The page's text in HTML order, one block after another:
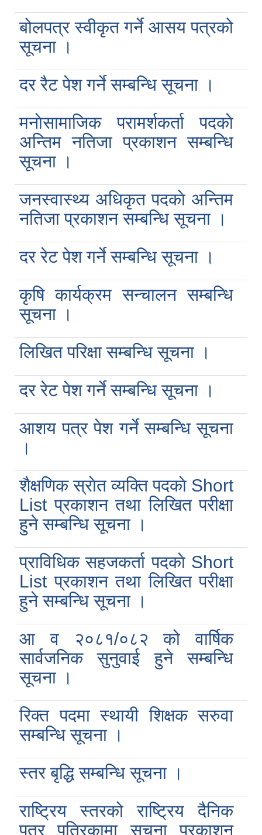
बोलपत्र स्वीकृत गर्ने आसय पत्रको
सूचना ।
दर रैट पेश गर्ने सम्बन्धि सूचना ।
मनाेसामाजिक परामर्शकर्ता पदकाे
अन्तिम नतिजा प्रकाशन सम्बन्धि
सूचना ।
जनस्वास्थ्य अधिकृत पदकाे अन्तिम
नतिजा प्रकाशन सम्बन्धि सूचना ।
दर रेट पेश गर्ने सम्बन्धि सूचना ।
कृषि कार्यक्रम सन्चालन सम्बन्धि
सूचना ।
लिखित परिक्षा सम्बन्धि सूचना ।
दर रेट पेश गर्ने सम्बन्धि सूचना ।
आशय पत्र पेश गर्ने सम्बन्धि सूचना
।
शैक्षणिक स्राेत व्यक्ति पदकाे Short
List प्रकाशन तथा लिखित परीक्षा
हुने सम्बन्धि सूचना ।
प्राविधिक सहजकर्ता पदकाे Short
List प्रकाशन तथा लिखित परीक्षा
हुने सम्बन्धि सूचना ।
आ व २०८१/०८२ को वार्षिक
सार्वजनिक सुनुवाई हुने सम्बन्धि
सूचना ।
रिक्त पदमा स्थायी शिक्षक सरुवा
सम्बन्धि सूचना ।
स्तर बृद्धि सम्बन्धि सूचना ।
राष्ट्रिय स्तरको राष्ट्रिय दैनिक
पत्र पत्रिकामा सूचना प्रकाशन